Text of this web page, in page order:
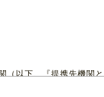
（以下、『提携先機関